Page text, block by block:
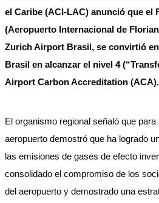
el Caribe (ACI-LAC) anunció que el
(Aeropuerto Internacional de
Zurich Airport Brasil, se convirtió
Brasil en alcanzar el nivel 4
Airport Carbon Accreditation (ACA).
El organismo regional señaló que para
aeropuerto demostró que ha logrado
las emisiones de gases de efecto
consolidado el compromiso de los
del aeropuerto y demostrado una